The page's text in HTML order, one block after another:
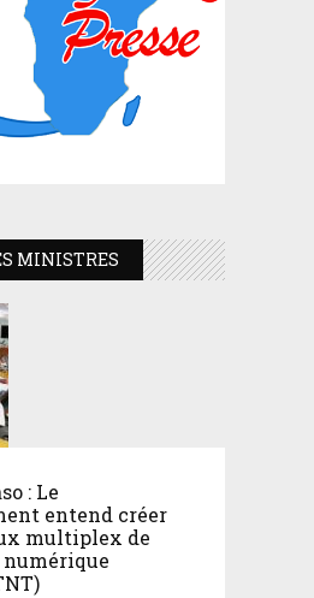
MINISTRES
: Le
entend créer
multiplex de